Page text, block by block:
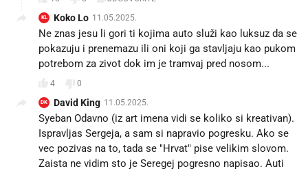
KL Koko Lo 11.05.2025.
Ne znas jesu li gori ti kojima auto služi kao luksuz da se
pokazuju i prenemazu ili oni koji ga stavljaju kao pukom
potrebom za zivot dok im je tramvaj pred nosom...
4 0
DK David King 11.05.2025.
Syeban Odavno (iz art imena vidi se koliko si kreativan).
Ispravljas Sergeja, a sam si napravio pogresku. Ako se
vec pozivas na to, tada se "Hrvat" pise velikim slovom.
Zaista ne vidim sto je Seregej pogresno napisao. Auti